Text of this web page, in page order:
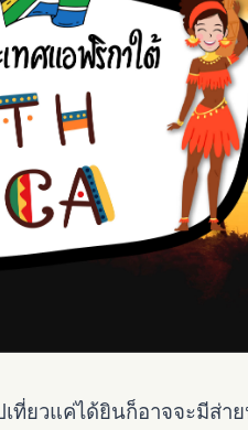
เที่ยวแค่ได้ยินก็อาจจะมีส่